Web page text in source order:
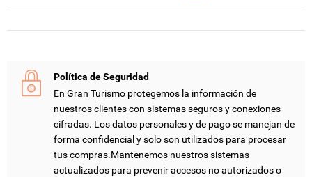
Política de Seguridad
En Gran Turismo protegemos la información de
nuestros clientes con sistemas seguros y conexiones
cifradas. Los datos personales y de pago se manejan de
forma confidencial y solo son utilizados para procesar
tus compras.Mantenemos nuestros sistemas
actualizados para prevenir accesos no autorizados o